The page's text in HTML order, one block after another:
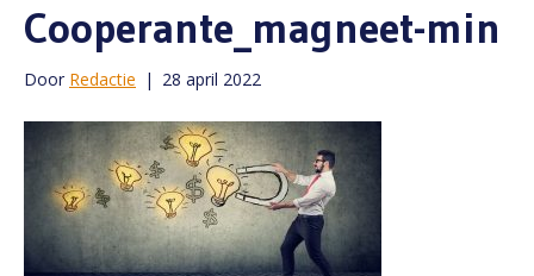
Cooperante_magneet-min
Door Redactie | 28 april 2022